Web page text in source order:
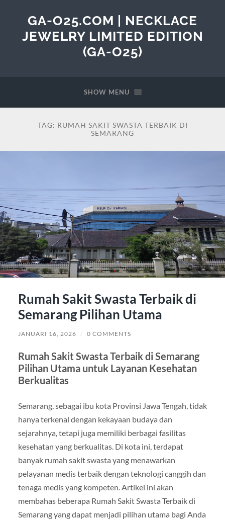
GA-O25.COM | NECKLACE
JEWELRY LIMITED EDITION
(GA-O25)
SHOW MENU
TAG: RUMAH SAKIT SWASTA TERBAIK DI
SEMARANG
Rumah Sakit Swasta Terbaik di
Semarang Pilihan Utama
JANUARI 16, 2026 / 0 COMMENTS
Rumah Sakit Swasta Terbaik di Semarang
Pilihan Utama untuk Layanan Kesehatan
Berkualitas
Semarang, sebagai ibu kota Provinsi Jawa Tengah, tidak
hanya terkenal dengan kekayaan budaya dan
sejarahnya, tetapi juga memiliki berbagai fasilitas
kesehatan yang berkualitas. Di kota ini, terdapat
banyak rumah sakit swasta yang menawarkan
pelayanan medis terbaik dengan teknologi canggih dan
tenaga medis yang kompeten. Artikel ini akan
membahas beberapa Rumah Sakit Swasta Terbaik di
Semarang yang dapat menjadi pilihan utama bagi Anda